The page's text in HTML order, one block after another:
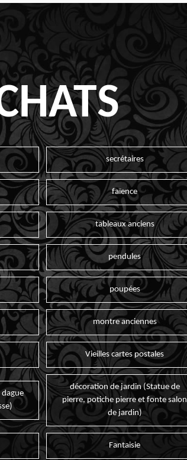
secrétaires
faïence
tableaux anciens
pendules
poupées
montre anciennes
Vieilles cartes postales
dague
décoration de jardin (Statue de
pierre, potiche pierre et fonte salon
de jardin)
Fantaisie